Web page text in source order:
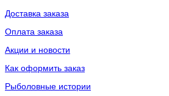
Доставка заказа
Оплата заказа
Акции и новости
Как оформить заказ
Рыболовные истории